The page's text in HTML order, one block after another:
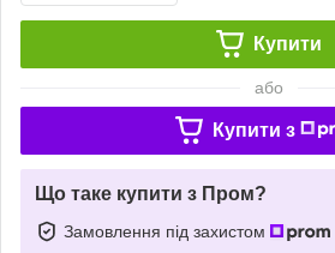
Купити
або
Купити з
Що таке купити з Пром?
Замовлення під захистом